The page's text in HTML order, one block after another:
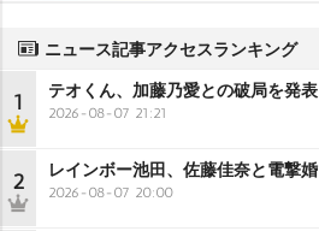
ニュース記事アクセスランキング
1 テオくん、加藤乃愛との破局を発表
2026-08-07 21:21
2 レインボー池田、佐藤佳奈と電撃婚
2026-08-07 20:00